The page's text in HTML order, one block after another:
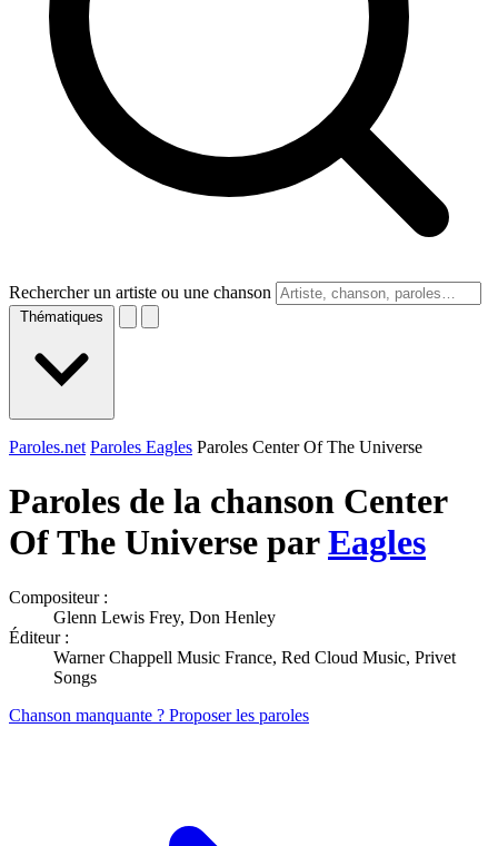
Rechercher un artiste ou une chanson
Thématiques
Paroles.net Paroles Eagles Paroles Center Of The Universe
Paroles de la chanson Center
Of The Universe parEagles
Compositeur :
Glenn Lewis Frey, Don Henley
Éditeur :
Warner Chappell Music France, Red Cloud Music, Privet
Songs
Chanson manquante ? Proposer les paroles